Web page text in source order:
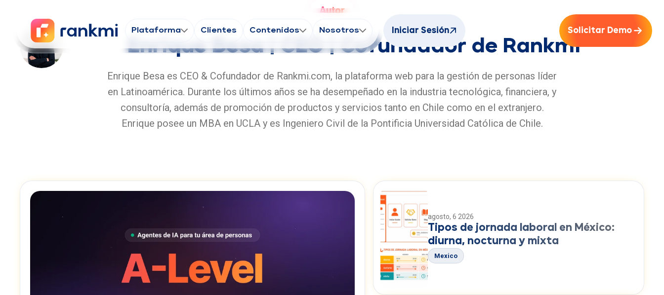
Plataforma Clientes Contenidos Nosotros Iniciar Sesión Solicitar Demo
Autor
Enrique Besa | CEO | Cofundador de Rankmi
Enrique Besa es CEO & Cofundador de Rankmi.com, la plataforma web para la gestión de personas líder
en Latinoamérica. Durante los últimos años se ha desempeñado en la industria tecnológica, financiera, y
consultoría, además de promoción de productos y servicios tanto en Chile como en el extranjero.
Enrique posee un MBA en UCLA y es Ingeniero Civil de la Pontificia Universidad Católica de Chile.
agosto, 6 2026
Tipos de jornada laboral en México:
diurna, nocturna y mixta
Mexico